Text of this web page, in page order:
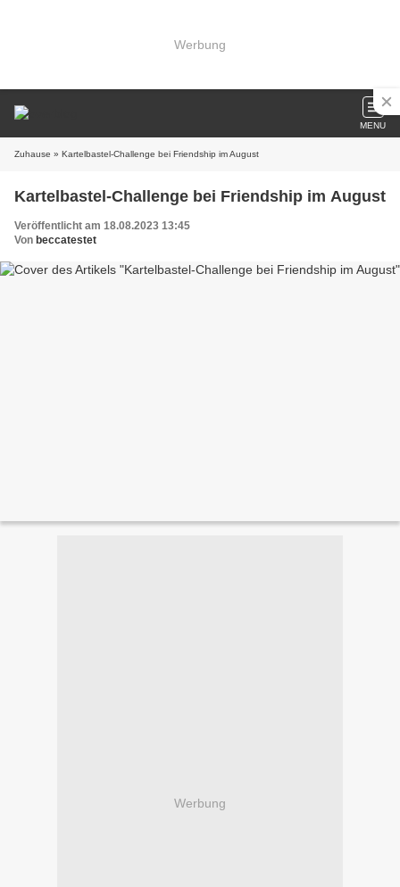
Werbung
MENU
Zuhause » Kartelbastel-Challenge bei Friendship im August
Kartelbastel-Challenge bei Friendship im August
Veröffentlicht am 18.08.2023 13:45
Von beccatestet
Werbung